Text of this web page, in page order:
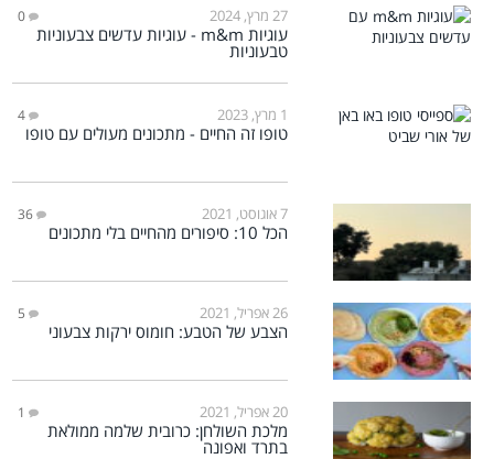
27 מרץ, 2024 0
עוגיות m&m - עוגיות עדשים צבעוניות
טבעוניות
1 מרץ, 2023 4
טופו זה החיים - מתכונים מעולים עם טופו
7 אוגוסט, 2021 36
הכל 10: סיפורים מהחיים בלי מתכונים
26 אפריל, 2021 5
הצבע של הטבע: חומוס ירקות צבעוני
20 אפריל, 2021 1
מלכת השולחן: כרובית שלמה ממולאת
בתרד ואפונה